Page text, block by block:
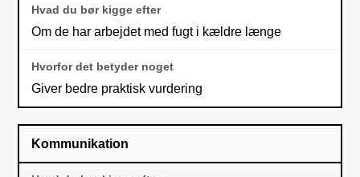
Om de har arbejdet med fugt i kældre længe
Giver bedre praktisk vurdering
Kommunikation